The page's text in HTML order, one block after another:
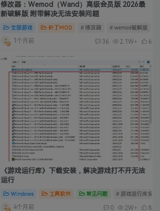
修改器：Wemod（Wand）高级会员版 2026最
新破解版 附带解决无法安装问题
全部游戏 补丁MOD # 修改器 # wemod破解版
1个月前 36 2.1W+ 6
《游戏运行库》下载安装，解决游戏打不开无法
运行
Windows 工具软件 常见问题 # 游戏运行库安装
4个月前 0 2W+ 8